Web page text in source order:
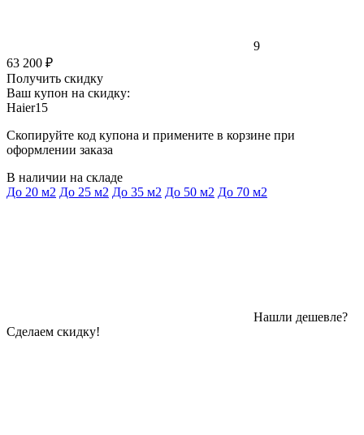
9
63 200 ₽
Получить скидку
Ваш купон на скидку:
Haier15
Скопируйте код купона и примените в корзине при
оформлении заказа
В наличии на складе
До 20 м2 До 25 м2 До 35 м2 До 50 м2 До 70 м2
Нашли дешевле?
Сделаем скидку!